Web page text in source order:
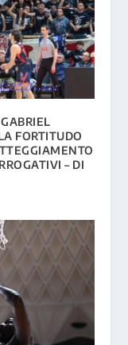
FORTITUDO
– DI